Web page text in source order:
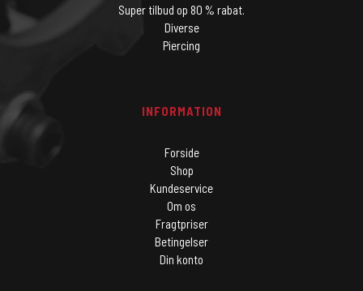
Super tilbud op 80 % rabat.
Diverse
Piercing
INFORMATION
Forside
Shop
Kundeservice
Om os
Fragtpriser
Betingelser
Din konto